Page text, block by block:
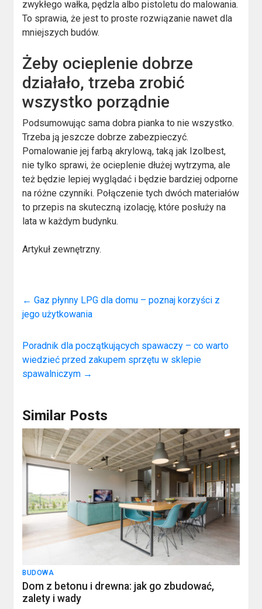
zwykłego wałka, pędzla albo pistoletu do malowania.
To sprawia, że jest to proste rozwiązanie nawet dla
mniejszych budów.
Żeby ocieplenie dobrze
działało, trzeba zrobić
wszystko porządnie
Podsumowując sama dobra pianka to nie wszystko.
Trzeba ją jeszcze dobrze zabezpieczyć.
Pomalowanie jej farbą akrylową, taką jak Izolbest,
nie tylko sprawi, że ocieplenie dłużej wytrzyma, ale
też będzie lepiej wyglądać i będzie bardziej odporne
na różne czynniki. Połączenie tych dwóch materiałów
to przepis na skuteczną izolację, które posłuży na
lata w każdym budynku.
Artykuł zewnętrzny.
← Gaz płynny LPG dla domu – poznaj korzyści z
jego użytkowania
Poradnik dla początkujących spawaczy – co warto
wiedzieć przed zakupem sprzętu w sklepie
spawalniczym →
Similar Posts
BUDOWA
Dom z betonu i drewna: jak go zbudować,
zalety i wady